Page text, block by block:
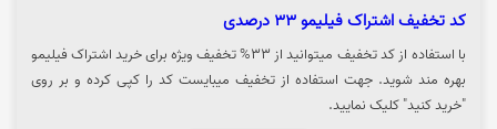
کد تخفیف اشتراک فیلیمو 33 درصدی
با استفاده از کد تخفیف میتوانید از 33% تخفیف ویژه برای خرید اشتراک فیلیمو
بهره مند شوید. جهت استفاده از تخفیف میبایست کد را کپی کرده و بر روی
"خرید کنید" کلیک نمایید.